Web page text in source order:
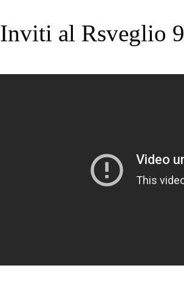
Inviti al Rsveglio 9